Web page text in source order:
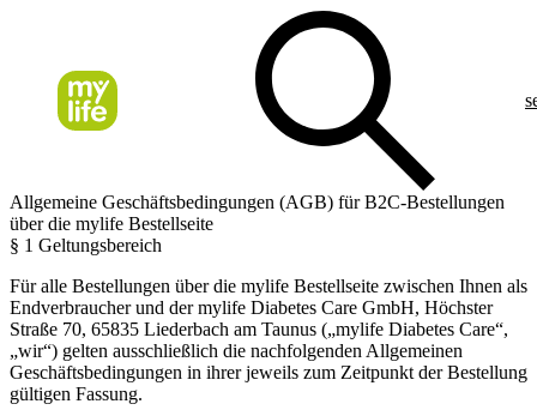
Allgemeine Geschäftsbedingungen (AGB) für B2C-Bestellungen
über die mylife Bestellseite
§ 1 Geltungsbereich
Für alle Bestellungen über die mylife Bestellseite zwischen Ihnen als
Endverbraucher und der mylife Diabetes Care GmbH, Höchster
Straße 70, 65835 Liederbach am Taunus („mylife Diabetes Care“,
„wir“) gelten ausschließlich die nachfolgenden Allgemeinen
Geschäftsbedingungen in ihrer jeweils zum Zeitpunkt der Bestellung
gültigen Fassung.